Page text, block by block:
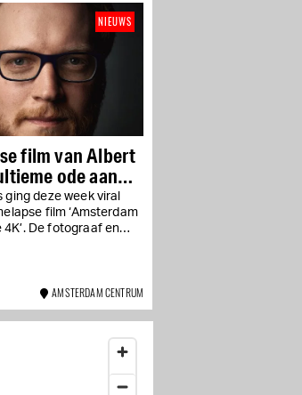
film van Albert
ode aan
ging deze week viral
film ‘Amsterdam
4K’. De fotograaf en
NIEUWS
AMSTERDAM CENTRUM